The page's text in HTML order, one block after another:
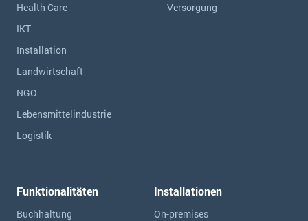
Health Care
IKT
Installation
Landwirtschaft
NGO
Lebensmittelindustrie
Logistik
Versorgung
Funktionalitäten
Buchhaltung
Installationen
On-premises